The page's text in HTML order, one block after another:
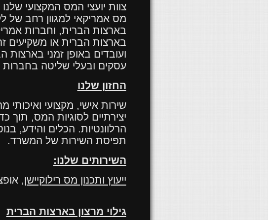
צוות יועצי המס המקצועי
מס אמריקאי למגוון רחב של
בארצות הברית, וחברות
בארצות הברית או משקיעים
ועובדים באופן זמני בארצות
עסקים ובעלי שליטה
החזון שלנו
שירות אישי, מקצועי ואיכותי
יצירתיים לסוגיות המס,
הרלוונטיות. הכלים והידע,
תפיסת השירות של המשרד.
השירותים שלנו:
ייעוץ ותכנון מס רילוקיישן,
גילוי מרצון בארצות הברית